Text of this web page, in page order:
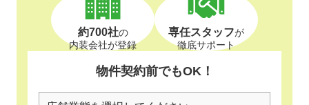
約700社の
内装会社が登録
専任スタッフが
徹底サポート
物件契約前でもOK！